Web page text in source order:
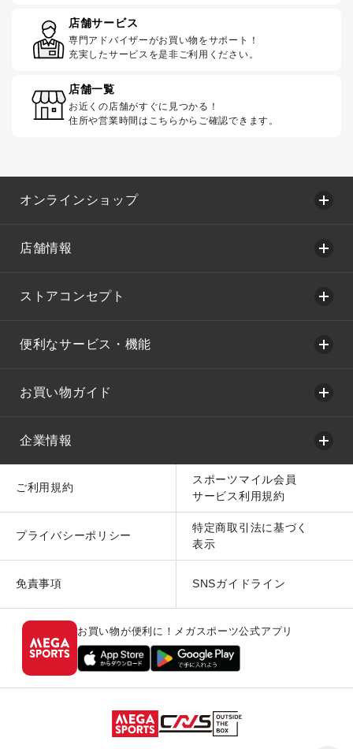
店舗サービス
専門アドバイザーがお買い物をサポート！
充実したサービスを是非ご利用ください。
店舗一覧
お近くの店舗がすぐに見つかる！
住所や営業時間はこちらからご確認できます。
オンラインショップ
店舗情報
ストアコンセプト
便利なサービス・機能
お買い物ガイド
企業情報
ご利用規約
スポーツマイル会員
サービス利用規約
プライバシーポリシー
特定商取引法に基づく
表示
免責事項 SNSガイドライン
お買い物が便利に！メガスポーツ公式アプリ